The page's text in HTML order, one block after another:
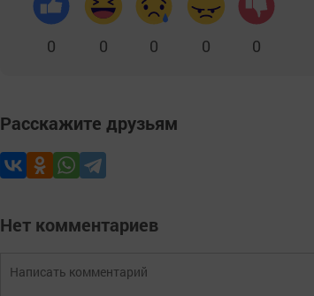
0 0 0 0 0
Расскажите друзьям
Нет комментариев